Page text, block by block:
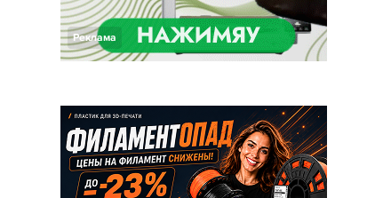
Реклама